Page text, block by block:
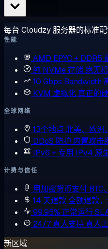
每台 Cloudzy 服务器的标准配
性能
AMD EPYC + DDR5
纯 NVMe 存储绝无
10 Gbps Bandwidth
KVM 虚拟化 真正的
全球网络
13个地点 北美、欧洲
DDoS 防护 内置攻击
IPv6 + 专用 IPv4 原
计费与信任
用加密货币支付 BTC
14 天退款全额退款
99.95% 正常运行
24/7 真人支持 真人
新区域